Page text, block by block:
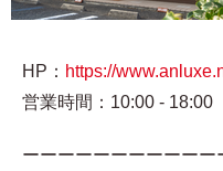
HP： https://
営業時間：10:00 - 18:00
ーーーーーーーーーー